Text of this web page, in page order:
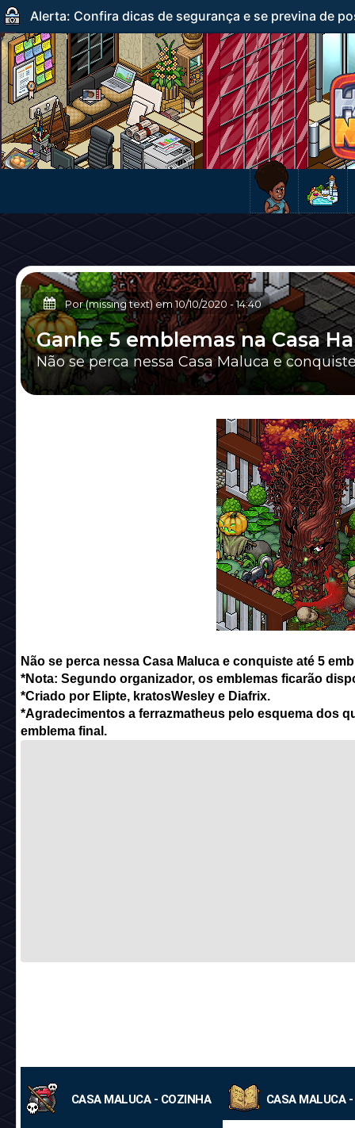
Alerta: Confira dicas de segurança e se previna de
Por (missing text) em10/10/2020 -14:40
Ganhe 5 emblemas na Casa
Não se perca nessa Casa Maluca e
Não se perca nessa Casa Maluca e conquiste até 5
*Nota: Segundo organizador, os emblemas ficarão
*Criado por Elipte, kratosWesley e Diafrix.
*Agradecimentos a ferrazmatheus pelo esquema dos
emblema final.
CASA MALUCA - COZINHA CASA MALUCA